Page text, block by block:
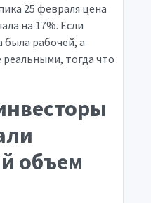
25 февраля цена
на 17%. Если
была рабочей, а
реальными, тогда что
объем